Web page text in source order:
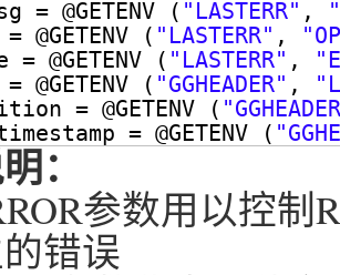
= @GETENV ( "LASTERR" ,
@GETENV ( "LASTERR" ,
@GETENV ( "LASTERR" ,
( "GGHEADER" ,
= @GETENV (
= @GETENV (
：
参数用以控
错误